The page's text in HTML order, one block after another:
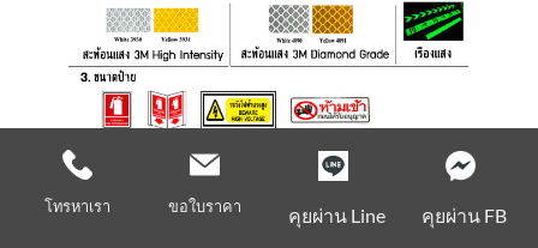
โทรหาเรา ขอใบราคา คุยผ่าน Line คุยผ่าน FB